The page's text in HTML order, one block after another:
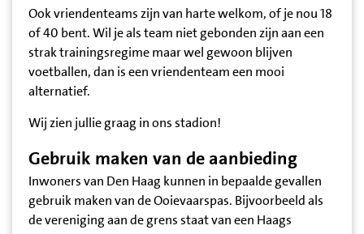
Ook vriendenteams zijn van harte welkom, of je nou 18
of 40 bent. Wil je als team niet gebonden zijn aan een
strak trainingsregime maar wel gewoon blijven
voetballen, dan is een vriendenteam een mooi
alternatief.
Wij zien jullie graag in ons stadion!
Gebruik maken van de aanbieding
Inwoners van Den Haag kunnen in bepaalde gevallen
gebruik maken van de Ooievaarspas. Bijvoorbeeld als
de vereniging aan de grens staat van een Haags